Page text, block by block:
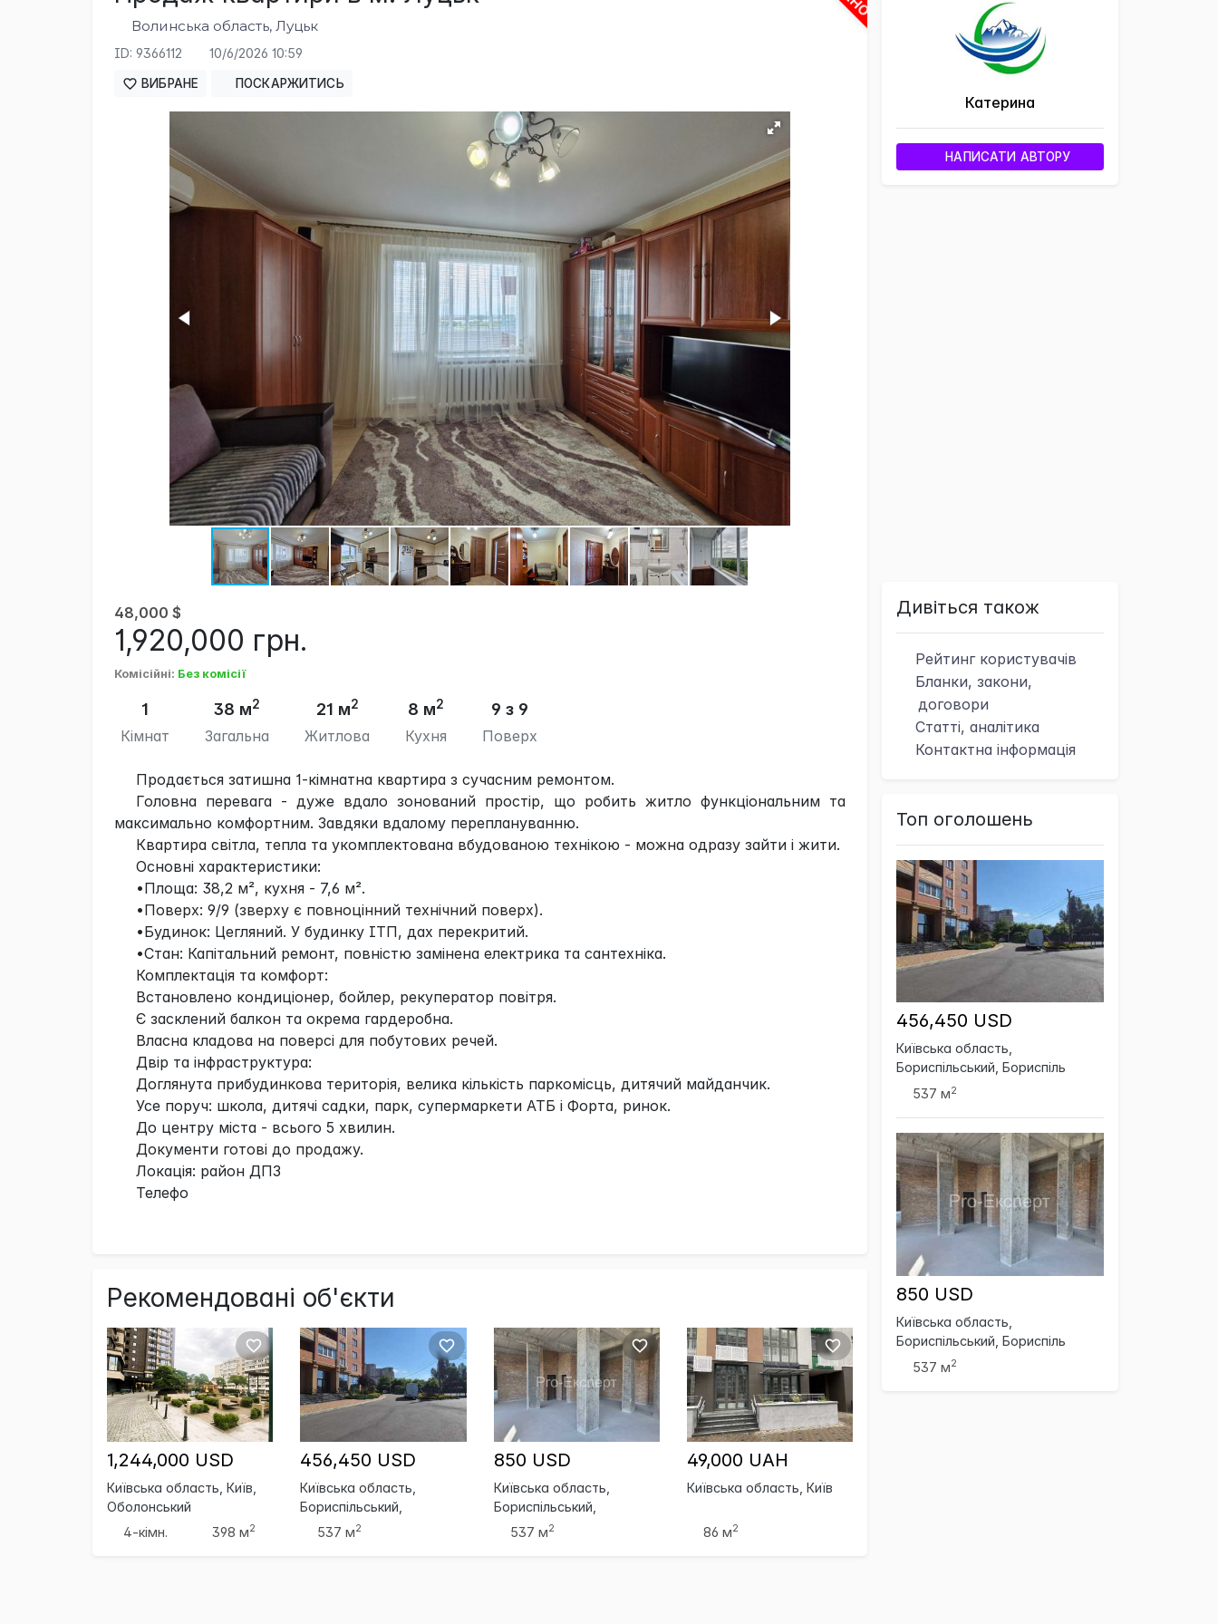
Волинська область, Луцьк
ID: 9366112 10/6/2026 10:59
ВИБРАНЕ ПОСКАРЖИТИСЬ
48,000 $
1,920,000 грн.
Комісійні: Без комісії
1
Кімнат
38 м2
Загальна
21 м2
Житлова
8 м2
Кухня
9 з 9
Поверх
Продається затишна 1-кімнатна квартира з сучасним ремонтом.
Головна перевага - дуже вдало зонований простір, що робить житло функціональним та
максимально комфортним. Завдяки вдалому переплануванню.
Квартира світла, тепла та укомплектована вбудованою технікою - можна одразу зайти і жити.
​Основні характеристики:
•​Площа: 38,2 м², кухня - 7,6 м².
•​Поверх: 9/9 (зверху є повноцінний технічний поверх).
•​Будинок: Цегляний. У будинку ІТП, дах перекритий.
•​Стан: Капітальний ремонт, повністю замінена електрика та сантехніка.
Комплектація та комфорт:
​Встановлено кондиціонер, бойлер, рекуператор повітря.
Є засклений балкон та окрема гардеробна.
Власна кладова на поверсі для побутових речей.
​Двір та інфраструктура:
​Доглянута прибудинкова територія, велика кількість паркомісць, дитячий майданчик.
​Усе поруч: школа, дитячі садки, парк, супермаркети АТБ і Форта, ринок.
​До центру міста - всього 5 хвилин.
​Документи готові до продажу.
Локація: район ДПЗ
​Телефо
Рекомендовані об'єкти
1,244,000 USD
Київська область, Київ,
Оболонський
4-кімн.
398 м2
456,450 USD
Київська область,
Бориспільський,
Бориспіль
537 м2
850 USD
Київська область,
Бориспільський,
Бориспіль
537 м2
49,000 UAH
Київська область, Київ
86 м2
Катерина
НАПИСАТИ АВТОРУ
Дивіться також
Рейтинг користувачів
Бланки, закони,
договори
Статті, аналітика
Контактна інформація
Топ оголошень
456,450 USD
Київська область,
Бориспільський, Бориспіль
537 м2
850 USD
Київська область,
Бориспільський, Бориспіль
537 м2